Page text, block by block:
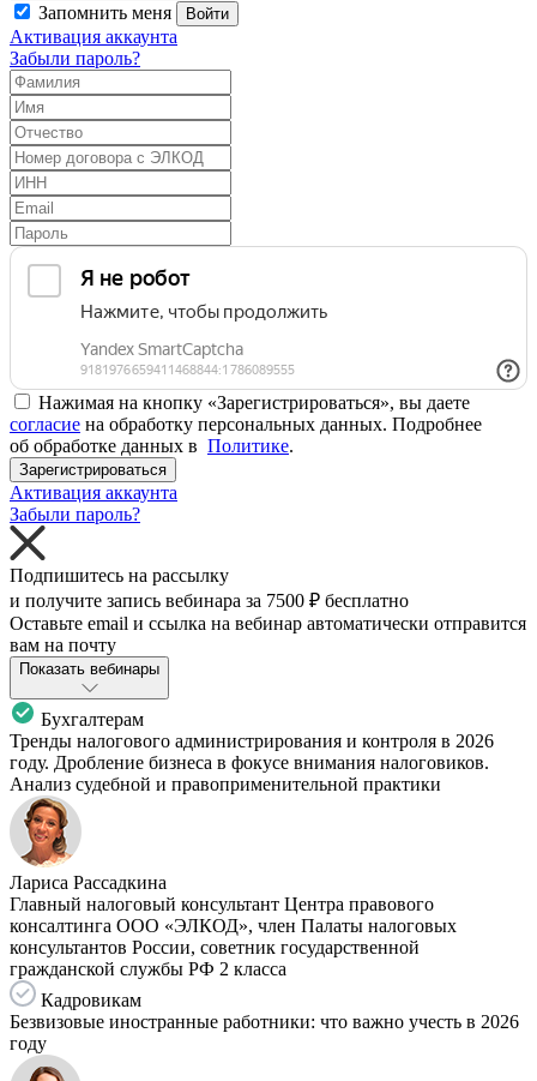
Запомнить меня Войти
Активация аккаунта
Забыли пароль?
Нажимая на кнопку «Зарегистрироваться», вы даете
согласие на обработку персональных данных. Подробнее
об обработке данных в Политике.
Зарегистрироваться
Активация аккаунта
Забыли пароль?
Подпишитесь на рассылку
и получите запись вебинара за 7500 ₽ бесплатно
Оставьте email и ссылка на вебинар автоматически отправится
вам на почту
Показать вебинары
Бухгалтерам
Тренды налогового администрирования и контроля в 2026
году. Дробление бизнеса в фокусе внимания налоговиков.
Анализ судебной и правоприменительной практики
Лариса Рассадкина
Главный налоговый консультант Центра правового
консалтинга ООО «ЭЛКОД», член Палаты налоговых
консультантов России, советник государственной
гражданской службы РФ 2 класса
Кадровикам
Безвизовые иностранные работники: что важно учесть в 2026
году